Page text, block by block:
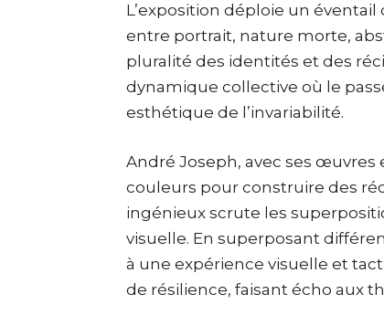
L’exposition déploie un
entre portrait, nature morte,
pluralité des identités et des
dynamique collective où le
esthétique de l’invariabilité.
André Joseph, avec ses
couleurs pour construire des
ingénieux scrute les
visuelle. En superposant
à une expérience visuelle et
de résilience, faisant écho aux